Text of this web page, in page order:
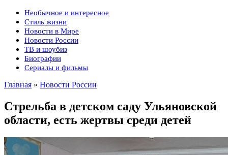
Необычное и интересное
Стиль жизни
Новости в Мире
Новости России
ТВ и шоубиз
Биографии
Сериалы и фильмы
Главная » Новости России
Стрельба в детском саду Ульяновской
области, есть жертвы среди детей